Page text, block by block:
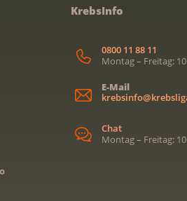
KrebsInfo
0800 11 88 11
Montag – Freitag:
E-Mail
Chat
Montag – Freitag: